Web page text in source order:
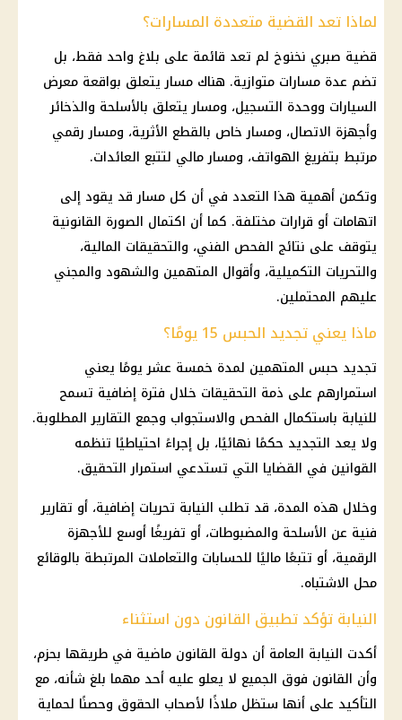
لماذا تعد القضية متعددة المسارات؟
قضية صبري نخنوخ لم تعد قائمة على بلاغ واحد فقط، بل
تضم عدة مسارات متوازية. هناك مسار يتعلق بواقعة معرض
السيارات ووحدة التسجيل، ومسار يتعلق بالأسلحة والذخائر
وأجهزة الاتصال، ومسار خاص بالقطع الأثرية، ومسار رقمي
مرتبط بتفريغ الهواتف، ومسار مالي لتتبع العائدات.
وتكمن أهمية هذا التعدد في أن كل مسار قد يقود إلى
اتهامات أو قرارات مختلفة. كما أن اكتمال الصورة القانونية
يتوقف على نتائج الفحص الفني، والتحقيقات المالية،
والتحريات التكميلية، وأقوال المتهمين والشهود والمجني
عليهم المحتملين.
ماذا يعني تجديد الحبس 15 يومًا؟
تجديد حبس المتهمين لمدة خمسة عشر يومًا يعني
استمرارهم على ذمة التحقيقات خلال فترة إضافية تسمح
للنيابة باستكمال الفحص والاستجواب وجمع التقارير المطلوبة.
ولا يعد التجديد حكمًا نهائيًا، بل إجراءً احتياطيًا تنظمه
القوانين في القضايا التي تستدعي استمرار التحقيق.
وخلال هذه المدة، قد تطلب النيابة تحريات إضافية، أو تقارير
فنية عن الأسلحة والمضبوطات، أو تفريغًا أوسع للأجهزة
الرقمية، أو تتبعًا ماليًا للحسابات والتعاملات المرتبطة بالوقائع
محل الاشتباه.
النيابة تؤكد تطبيق القانون دون استثناء
أكدت النيابة العامة أن دولة القانون ماضية في طريقها بحزم،
وأن القانون فوق الجميع لا يعلو عليه أحد مهما بلغ شأنه، مع
التأكيد على أنها ستظل ملاذًا لأصحاب الحقوق وحصنًا لحماية